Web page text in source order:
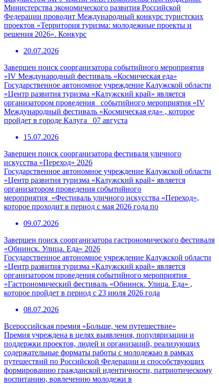
Министерства экономического развития Российской
Федерации проводит Международный конкурс туристских
проектов «Территория туризма: молодежные проекты и
решения 2026». Конкурс
20.07.2026
Завершен поиск соорганизатора событийного мероприятия
«IV Международный фестиваль «Космическая еда»
Государственное автономное учреждение Калужской области
«Центр развития туризма «Калужский край» является
организатором проведения событийного мероприятия «IV
Международный фестиваль «Космическая еда» , которое
пройдет в городе Калуга 07 августа
15.07.2026
Завершен поиск соорганизатора фестиваля уличного
искусства «Переход» 2026
Государственное автономное учреждение Калужской области
«Центр развития туризма «Калужский край» является
организатором проведения событийного
мероприятия «Фестиваль уличного искусства «Переход»,
которое проходит в период с мая 2026 года по
09.07.2026
Завершен поиск соорганизатора гастрономического фестиваля
«Обнинск. Улица. Еда» 2026
Государственное автономное учреждение Калужской области
«Центр развития туризма «Калужский край» является
организатором проведения событийного мероприятия
«Гастрономический фестиваль «Обнинск. Улица. Еда» ,
которое пройдет в период с 23 июля 2026 года
08.07.2026
Всероссийская премия «Больше, чем путешествие»
Премия учреждена в целях выявления, популяризации и
поддержки проектов, людей и организаций, реализующих
содержательные форматы работы с молодежью в рамках
путешествий по Российской Федерации и способствующих
формированию гражданской идентичности, патриотическому
воспитанию, вовлечению молодежи в